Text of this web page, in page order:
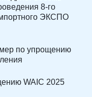
8-го
ЭКСПО
по упрощению
WAIC 2025